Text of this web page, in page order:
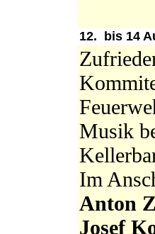
12. bis 14
Musik
Im
Anton
Josef